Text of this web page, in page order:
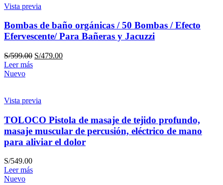
Vista previa
Bombas de baño orgánicas / 50 Bombas / Efecto
Efervescente/ Para Bañeras y Jacuzzi
S/599.00 S/479.00
Leer más
Nuevo
Vista previa
TOLOCO Pistola de masaje de tejido profundo,
masaje muscular de percusión, eléctrico de mano
para aliviar el dolor
S/549.00
Leer más
Nuevo